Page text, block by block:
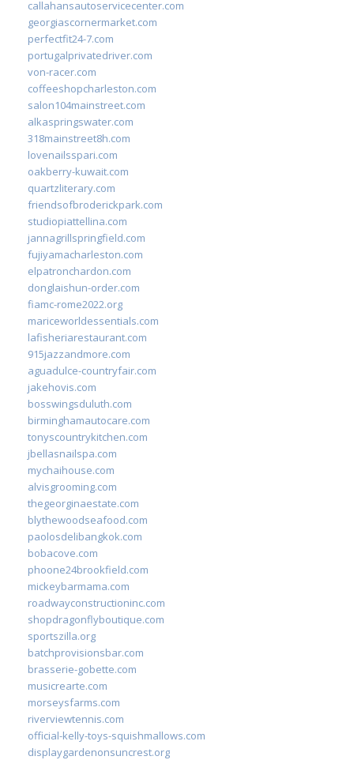
callahansautoservicecenter.com
georgiascornermarket.com
perfectfit24-7.com
portugalprivatedriver.com
von-racer.com
coffeeshopcharleston.com
salon104mainstreet.com
alkaspringswater.com
318mainstreet8h.com
lovenailsspari.com
oakberry-kuwait.com
quartzliterary.com
friendsofbroderickpark.com
studiopiattellina.com
jannagrillspringfield.com
fujiyamacharleston.com
elpatronchardon.com
donglaishun-order.com
fiamc-rome2022.org
mariceworldessentials.com
lafisheriarestaurant.com
915jazzandmore.com
aguadulce-countryfair.com
jakehovis.com
bosswingsduluth.com
birminghamautocare.com
tonyscountrykitchen.com
jbellasnailspa.com
mychaihouse.com
alvisgrooming.com
thegeorginaestate.com
blythewoodseafood.com
paolosdelibangkok.com
bobacove.com
phoone24brookfield.com
mickeybarmama.com
roadwayconstructioninc.com
shopdragonflyboutique.com
sportszilla.org
batchprovisionsbar.com
brasserie-gobette.com
musicrearte.com
morseysfarms.com
riverviewtennis.com
official-kelly-toys-squishmallows.com
displaygardenonsuncrest.org